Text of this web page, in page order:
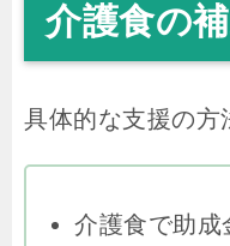
介護食の
具体的な支援の方
介護食で助成